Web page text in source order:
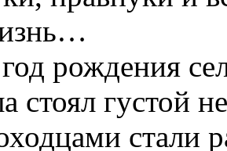
рождения
стоял густой
стали